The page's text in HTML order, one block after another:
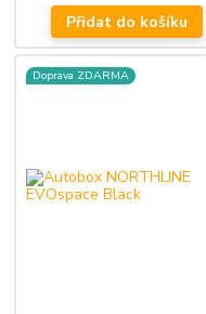
Přidat do košíku
Doprava ZDARMA